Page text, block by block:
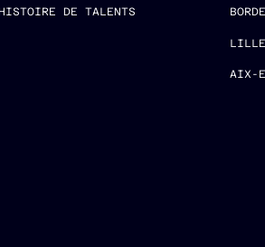
HISTOIRE DE TALENTS
LILLE
AIX-